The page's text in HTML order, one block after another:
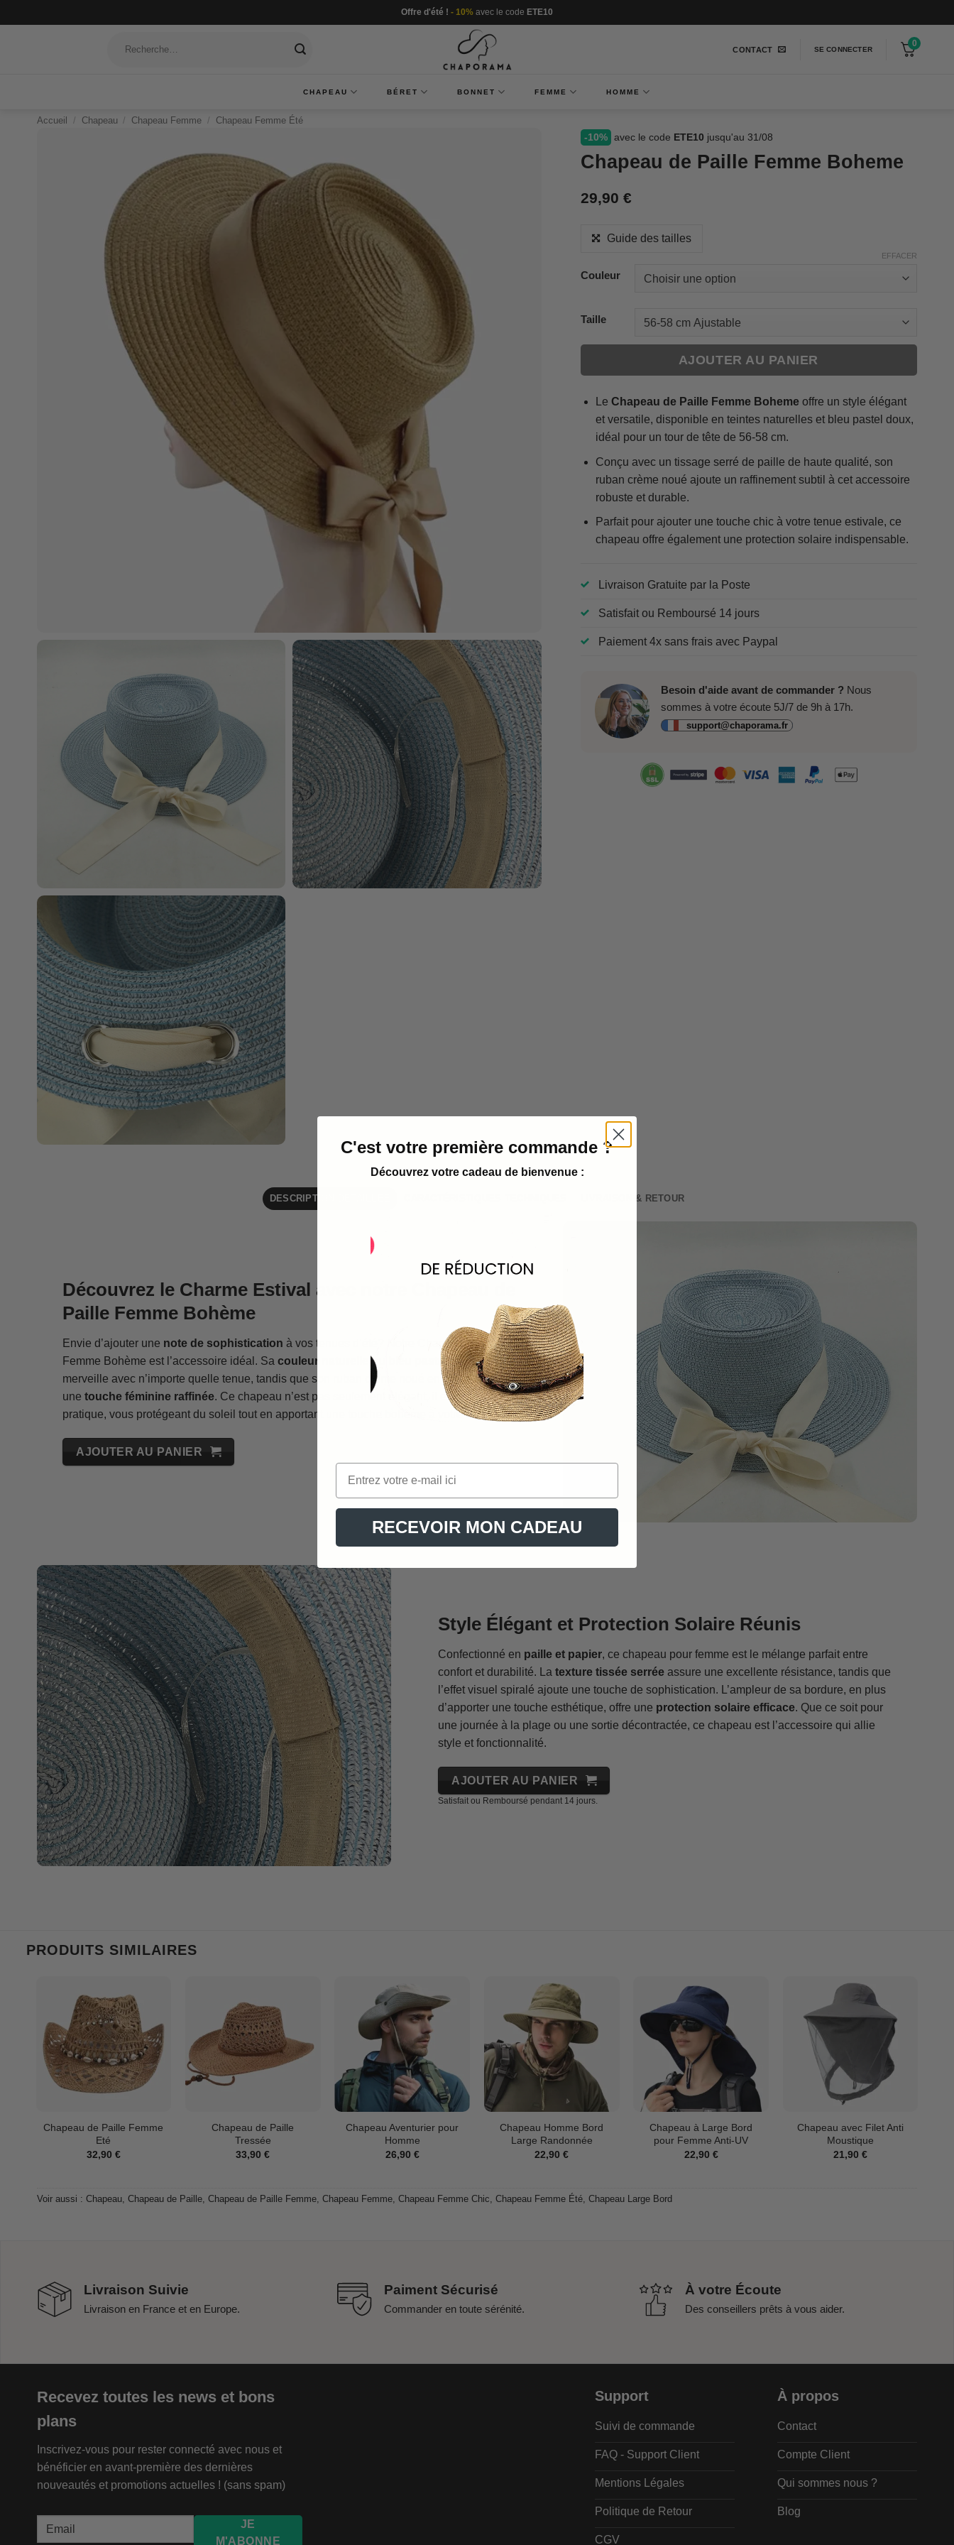
au
Offre d'été ! - 10% avec le code ETE10
pour :
CONTACT SE CONNECTER
0
CHAPEAU BÉRET BONNET FEMME HOMME
Accueil / Chapeau / Chapeau Femme / Chapeau Femme Été
-10% avec le code ETE10 jusqu'au 31/08
Chapeau de Paille Femme Boheme
29,90 €
Guide des tailles
Couleur
Taille
EFFACER
AJOUTER AU PANIER
Le Chapeau de Paille Femme Bohemeoffre un style élégant
et versatile, disponible en teintes naturelles et bleu pastel doux,
idéal pour un tour de tête de 56-58 cm.
Conçu avec un tissage serré de paille de haute qualité, son
ruban crème noué ajoute un raffinement subtil à cet accessoire
robuste et durable.
Parfait pour ajouter une touche chic à votre tenue estivale, ce
chapeau offre également une protection solaire indispensable.
Livraison Gratuite par la Poste
Satisfait ou Remboursé 14 jours
Paiement 4x sans frais avec Paypal
Besoin d'aide avant de commander ?Nous
sommes à votre écoute 5J/7 de 9h à 17h.
support@chaporama.fr
DESCRIPTION DÉTAILLÉE LIVRAISON & RETOUR
Découvrez le Charme Estival avec notre Chapeau de
Paille Femme Bohème
Envie d’ajouter une note de sophistication à vos tenues d’été? Notre Chapeau de Paille
Femme Bohème est l’accessoire idéal. Sa couleur naturelle ou bleu pastelse marie à
merveille avec n’importe quelle tenue, tandis que son ruban crème noué en nœud offre
une touche féminine raffinée. Ce chapeau n’est pas seulement élégant, il est aussi
pratique, vous protégeant du soleil tout en apportant une touche bohème à votre look.
AJOUTER AU PANIER
Style Élégant et Protection Solaire Réunis
Confectionné en paille et papier, ce chapeau pour femme est le mélange parfait entre
confort et durabilité. La texture tissée serréeassure une excellente résistance, tandis que
l’effet visuel spiralé ajoute une touche de sophistication. L’ampleur de sa bordure, en plus
d’apporter une touche esthétique, offre une protection solaire efficace. Que ce soit pour
une journée à la plage ou une sortie décontractée, ce chapeau est l’accessoire qui allie
style et fonctionnalité.
AJOUTER AU PANIER
Satisfait ou Remboursé pendant 14 jours.
PRODUITS SIMILAIRES
Chapeau de Paille Femme
Eté
32,90 €
Chapeau de Paille
Tressée
33,90€
Chapeau Aventurier pour
Homme
26,90 €
Chapeau Homme Bord
Large Randonnée
22,90€
Chapeau à Large Bord
pour Femme Anti-UV
22,90 €
Chapeau avec Filet Anti
Moustique
21,90 €
Voir aussi : Chapeau, Chapeau de Paille, Chapeau de Paille Femme, Chapeau Femme, Chapeau Femme Chic, Chapeau Femme Été, Chapeau Large Bord
Livraison Suivie
Livraison en France et en Europe.
Paiment Sécurisé
Commander en toute sérénité.
À votre Écoute
Des conseillers prêts à vous aider.
Recevez toutes les news et bons
plans
Inscrivez-vous pour rester connecté avec nous et
bénéficier en avant-première des dernières
nouveautés et promotions actuelles ! (sans spam)
JE
M'ABONNE
Support
Suivi de commande
FAQ - Support Client
Mentions Légales
Politique de Retour
CGV
À propos
Contact
Compte Client
Qui sommes nous ?
Blog
C'est votre première commande ?
Découvrez votre cadeau de bienvenue :
RECEVOIR MON CADEAU